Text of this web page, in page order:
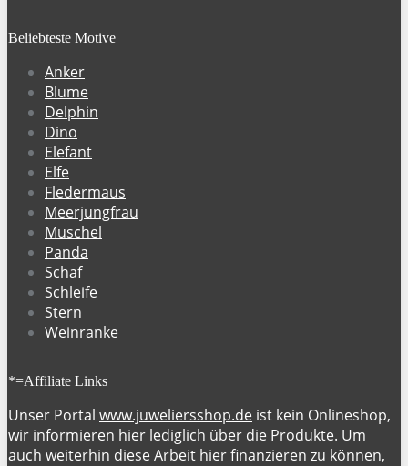
Beliebteste Motive
Anker
Blume
Delphin
Dino
Elefant
Elfe
Fledermaus
Meerjungfrau
Muschel
Panda
Schaf
Schleife
Stern
Weinranke
*=Affiliate Links
Unser Portal www.juweliersshop.de ist kein Onlineshop,
wir informieren hier lediglich über die Produkte. Um
auch weiterhin diese Arbeit hier finanzieren zu können,